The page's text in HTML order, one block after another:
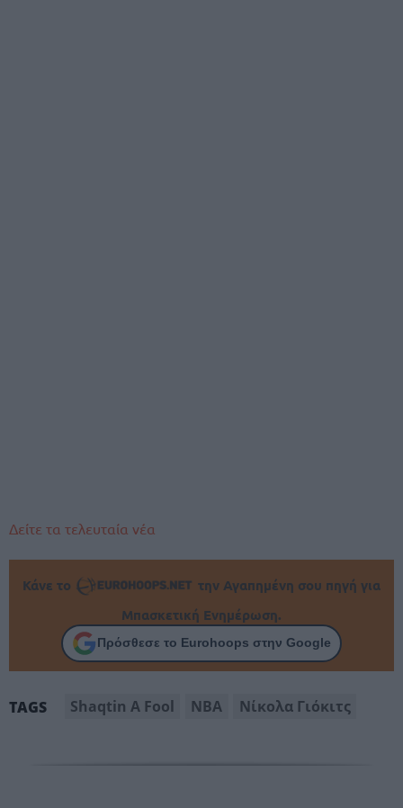
Δείτε τα τελευταία νέα
Κάνε το
την Αγαπημένη σου πηγή για
Μπασκετική Ενημέρωση.
Πρόσθεσε το Eurohoops στην Google
TAGS Shaqtin A Fool ΝΒΑ Νίκολα Γιόκιτς